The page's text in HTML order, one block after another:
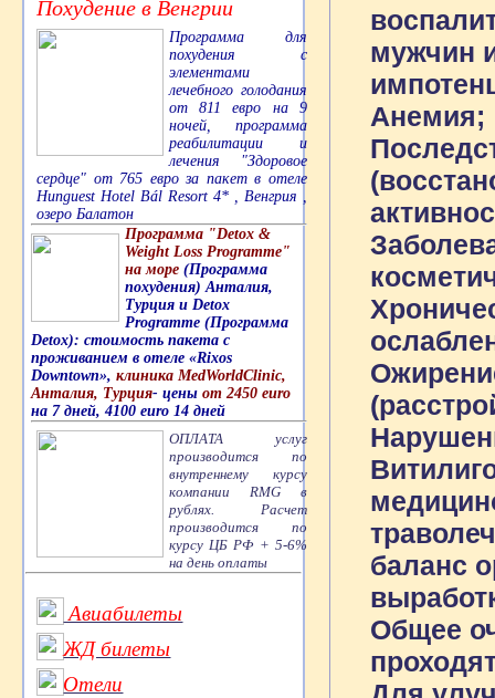
Похудение в Венгрии
Программа для
похудения с
элементами
лечебного голодания
от 811 евро на 9
ночей, программа
реабилитации и
лечения "Здоровое
сердце" от 765 евро за пакет в отеле
Hunguest Hotel Bál Resort 4* , Венгрия ,
озеро Балатон
Программа "Detox &
Weight Loss Programme"
на море (Программа
похудения) Анталия,
Турция и Detox
Programme (Программа
Detox): стоимость пакета с
проживанием в отеле «Rixos
Downtown», клиника MedWorldClinic,
Анталия, Турция- цены от 2450 euro
на 7 дней, 4100 euro 14 дней
ОПЛАТА услуг
производится по
внутреннему курсу
компании RMG в
рублях. Расчет
производится по
курсу ЦБ РФ + 5-6%
на день оплаты
Авиабилеты
ЖД билеты
Отели
мужчин
Анемия;
баланс
Общее